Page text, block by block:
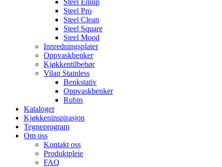
Steel Equip
Steel Pro
Steel Clean
Steel Square
Steel Mood
Innredningsplater
Oppvaskbenker
Kjøkkentilbehør
Vilan Stainless
Benkstativ
Oppvaskbenker
Rubin
Kataloger
Kjøkkeninspirasjon
Tegneprogram
Om oss
Kontakt oss
Produktpleie
FAQ